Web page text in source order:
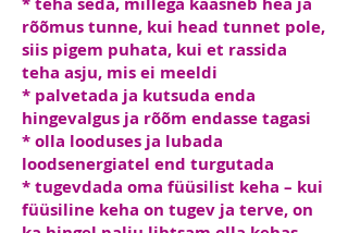
rõõmus tunne, kui head tunnet pole,
siis pigem puhata, kui et rassida
teha asju, mis ei meeldi
* palvetada ja kutsuda enda
hingevalgus ja rõõm endasse tagasi
* olla looduses ja lubada
loodsenergiatel end turgutada
* tugevdada oma füüsilist keha – kui
füüsiline keha on tugev ja terve, on